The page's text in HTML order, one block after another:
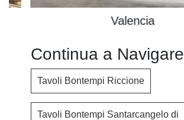
Valencia
Continua a Navigare
Tavoli Bontempi Riccione
Tavoli Bontempi Santarcangelo di